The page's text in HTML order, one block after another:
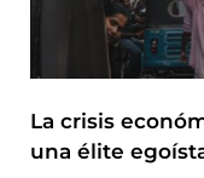
La crisis
una élite